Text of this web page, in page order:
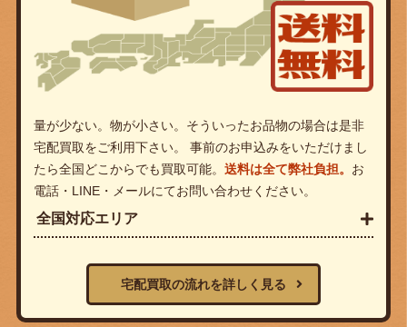
量が少ない。物が小さい。そういったお品物の場合は是非
宅配買取をご利用下さい。 事前のお申込みをいただけまし
たら全国どこからでも買取可能。 送料は全て弊社負担。 お
電話・LINE・メールにてお問い合わせください。
全国対応エリア
宅配買取の流れを詳しく見る